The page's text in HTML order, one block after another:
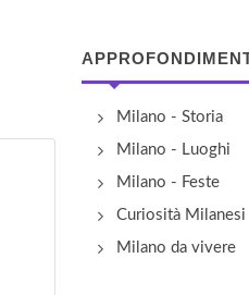
Milano - Storia
Milano - Luoghi
Milano - Feste
Curiosità Milanesi
Milano da vivere